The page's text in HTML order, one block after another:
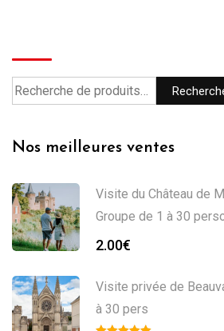
Nos meilleures ventes
Visite du Château de
Groupe de 1 à 30
2.00€
Visite privée de
à 30 pers